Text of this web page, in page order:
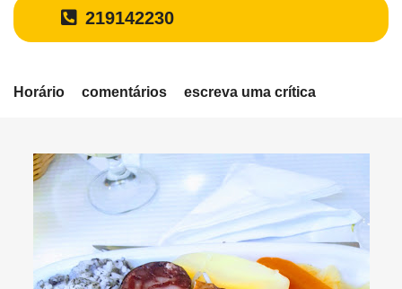
219142230
Horário comentários escreva uma crítica